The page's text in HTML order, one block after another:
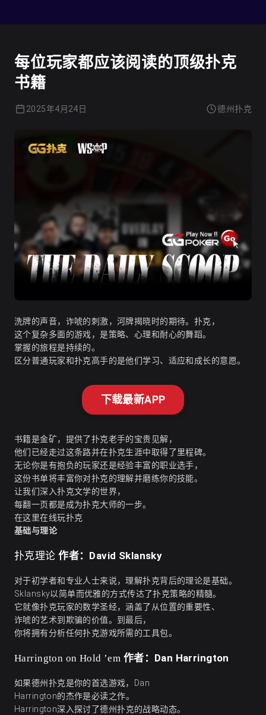
每位玩家都应该阅读的顶级扑克
书籍
2025年4月24日 德州扑克
洗牌的声音，诈唬的刺激，河牌揭晓时的期待。扑克，
这个复杂多面的游戏，是策略、心理和耐心的舞蹈。
掌握的旅程是持续的。
区分普通玩家和扑克高手的是他们学习、适应和成长的意愿。
下载最新APP
书籍是金矿，提供了扑克老手的宝贵见解，
他们已经走过这条路并在扑克生涯中取得了里程碑。
无论你是有抱负的玩家还是经验丰富的职业选手，
这份书单将丰富你对扑克的理解并磨练你的技能。
让我们深入扑克文学的世界，
每翻一页都是成为扑克大师的一步。
在这里在线玩扑克
基础与理论
扑克理论 作者：David Sklansky
对于初学者和专业人士来说，理解扑克背后的理论是基础。
Sklansky以简单而优雅的方式传达了扑克策略的精髓。
它就像扑克玩家的数学圣经，涵盖了从位置的重要性、
诈唬的艺术到欺骗的价值。到最后，
你将拥有分析任何扑克游戏所需的工具包。
Harrington on Hold ’em 作者：Dan Harrington
如果德州扑克是你的首选游戏，Dan
Harrington的杰作是必读之作。
Harrington深入探讨了德州扑克的战略动态。